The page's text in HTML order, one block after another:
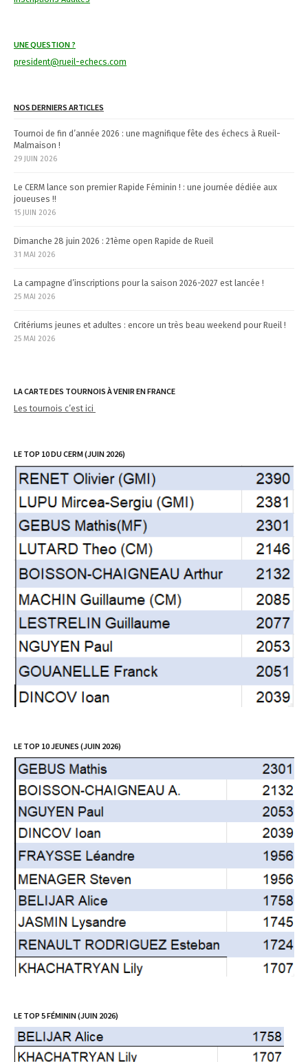
UNE QUESTION ?
president@rueil-echecs.com
NOS DERNIERS ARTICLES
Tournoi de fin d’année 2026 : une magnifique fête des échecs à Rueil-
Malmaison !
29 JUIN 2026
Le CERM lance son premier Rapide Féminin ! : une journée dédiée aux
joueuses !!
15 JUIN 2026
Dimanche 28 juin 2026 : 21ème open Rapide de Rueil
31 MAI 2026
La campagne d’inscriptions pour la saison 2026-2027 est lancée !
25 MAI 2026
Critériums jeunes et adultes : encore un très beau weekend pour Rueil !
25 MAI 2026
LA CARTE DES TOURNOIS À VENIR EN FRANCE
Les tournois c’est ici
LE TOP 10 DU CERM (JUIN 2026)
LE TOP 10 JEUNES (JUIN 2026)
LE TOP 5 FÉMININ (JUIN 2026)